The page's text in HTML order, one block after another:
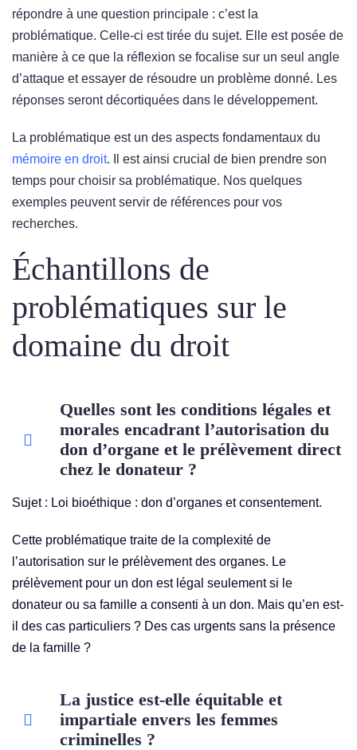
répondre à une question principale : c’est la
problématique. Celle-ci est tirée du sujet. Elle est posée de
manière à ce que la réflexion se focalise sur un seul angle
d’attaque et essayer de résoudre un problème donné. Les
réponses seront décortiquées dans le développement.
La problématique est un des aspects fondamentaux du
mémoire en droit. Il est ainsi crucial de bien prendre son
temps pour choisir sa problématique. Nos quelques
exemples peuvent servir de références pour vos
recherches.
Échantillons de
problématiques sur le
domaine du droit
Quelles sont les conditions légales et
morales encadrant l’autorisation du
don d’organe et le prélèvement direct
chez le donateur ?
Sujet : Loi bioéthique : don d’organes et consentement.
Cette problématique traite de la complexité de
l’autorisation sur le prélèvement des organes. Le
prélèvement pour un don est légal seulement si le
donateur ou sa famille a consenti à un don. Mais qu’en est-
il des cas particuliers ? Des cas urgents sans la présence
de la famille ?
La justice est-elle équitable et
impartiale envers les femmes
criminelles ?